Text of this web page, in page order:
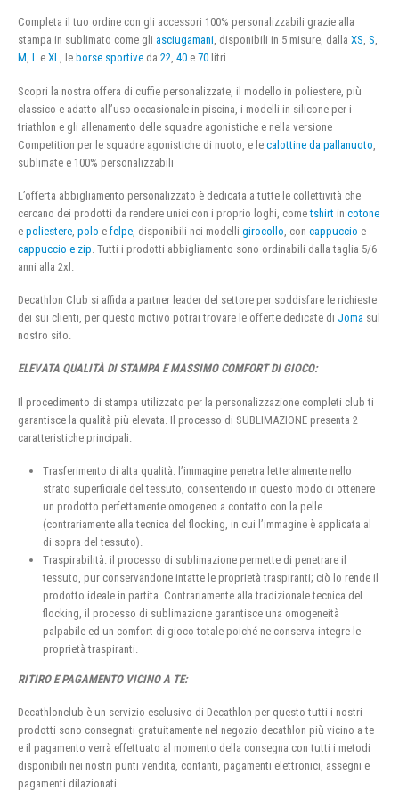
Completa il tuo ordine con gli accessori 100% personalizzabili grazie alla
stampa in sublimato come gli asciugamani, disponibili in 5 misure, dalla XS, S,
M, L e XL, le borse sportive da 22, 40 e 70 litri.
Scopri la nostra offera di cuffie personalizzate, il modello in poliestere, più
classico e adatto all’uso occasionale in piscina, i modelli in silicone per i
triathlon e gli allenamento delle squadre agonistiche e nella versione
Competition per le squadre agonistiche di nuoto, e le calottine da pallanuoto
sublimate e 100% personalizzabili
L’offerta abbigliamento personalizzato è dedicata a tutte le collettività che
cercano dei prodotti da rendere unici con i proprio loghi, cometshirt in cotone
e poliestere polo e felpe , disponibili nei modelli girocollo , con cappuccio e
cappuccio e zip . Tutti i prodotti abbigliamento sono ordinabili dalla taglia 5/6
anni alla 2xl.
Decathlon Club si affida a partner leader del settore per soddisfare le richieste
dei sui clienti, per questo motivo potrai trovare le offerte dedicate di Joma sul
nostro sito.
ELEVATA QUALITÀ DI STAMPA E MASSIMO COMFORT DI GIOCO:
Il procedimento di stampa utilizzato per la personalizzazione completi club ti
garantisce la qualità più elevata. Il processo di SUBLIMAZIONE presenta 2
caratteristiche principali:
Trasferimento di alta qualità: l’immagine penetra letteralmente nello
strato superficiale del tessuto, consentendo in questo modo di ottenere
un prodotto perfettamente omogeneo a contatto con la pelle
(contrariamente alla tecnica del flocking, in cui l’immagine è applicata al
di sopra del tessuto).
Traspirabilità: il processo di sublimazione permette di penetrare il
tessuto, pur conservandone intatte le proprietà traspiranti; ciò lo rende il
prodotto ideale in partita. Contrariamente alla tradizionale tecnica del
flocking, il processo di sublimazione garantisce una omogeneità
palpabile ed un comfort di gioco totale poiché ne conserva integre le
proprietà traspiranti.
RITIRO E PAGAMENTO VICINO A TE:
Decathlonclub è un servizio esclusivo di Decathlon per questo tutti i nostri
prodotti sono consegnati gratuitamente nel negozio decathlon più vicino a te
e il pagamento verrà effettuato al momento della consegna con tutti i metodi
disponibili nei nostri punti vendita, contanti, pagamenti elettronici, assegni e
pagamenti dilazionati.